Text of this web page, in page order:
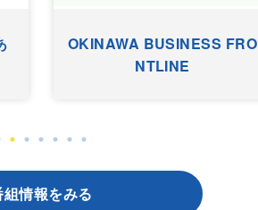
OKINAWA BUSINESS FRO
NTLINE
組情報をみる